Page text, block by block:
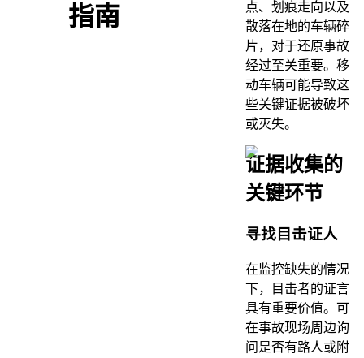
指南
点、划痕走向以及
散落在地的车辆碎
片，对于还原事故
经过至关重要。移
动车辆可能导致这
些关键证据被破坏
或灭失。
证据收集的
关键环节
寻找目击证人
在监控缺失的情况
下，目击者的证言
具有重要价值。可
在事故现场周边询
问是否有路人或附